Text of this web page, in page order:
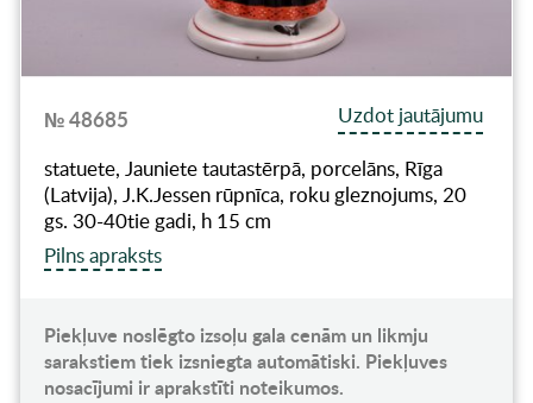
№ 48685
Uzdot jautājumu
statuete, Jauniete tautastērpā, porcelāns, Rīga
(Latvija), J.K.Jessen rūpnīca, roku gleznojums, 20
gs. 30-40tie gadi, h 15 cm
Pilns apraksts
Piekļuve noslēgto izsoļu gala cenām un likmju
sarakstiem tiek izsniegta automātiski. Piekļuves
nosacījumi ir aprakstīti noteikumos.